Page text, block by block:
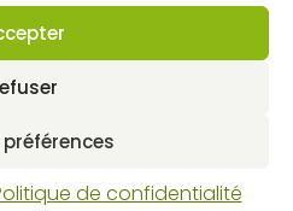
de confidentialité